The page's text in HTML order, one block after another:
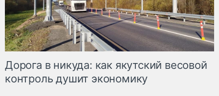
Дорога в никуда: как якутский весовой
контроль душит экономику